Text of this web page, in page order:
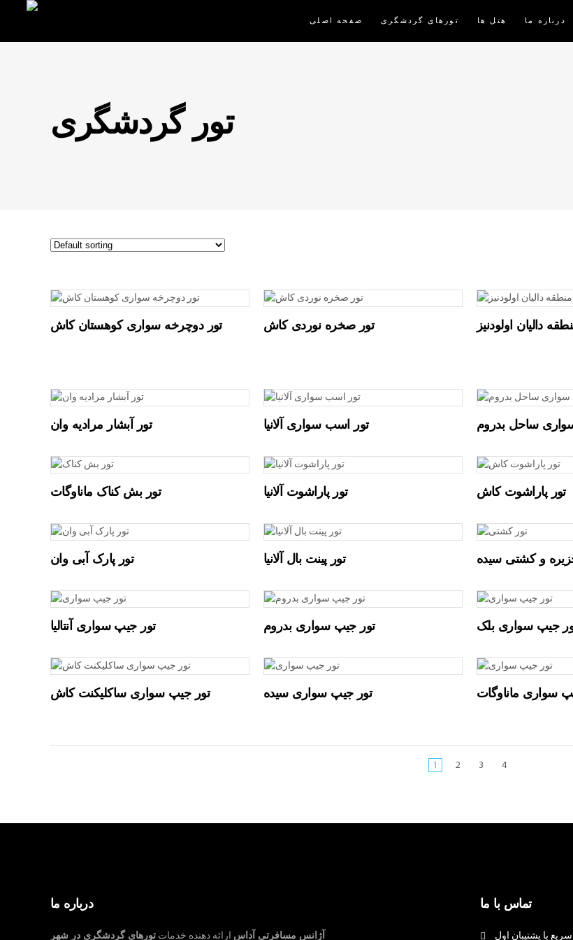
صفحه اصلی تورهای گردشگری هتل ها درباره ما
تور گردشگری
تور دوچرخه سواری کوهستان کاش تور صخره نوردی کاش
دالیان اولودنیز
تور آبشار مرادیه وان تور اسب سواری آلانیا ساحل بدروم
تور بش کناک ماناوگات تور پاراشوت آلانیا تور پاراشوت کاش
تور پارک آبی وان تور پینت بال آلانیا و کشتی سیده
تور جیپ سواری آنتالیا تور جیپ سواری بدروم جیپ سواری بلک
تور جیپ سواری ساکلیکنت کاش تور جیپ سواری سیده سواری ماناوگات
1 2 3 4
درباره ما
آژانس مسافرتی آداس ارائه دهنده خدماتتورهای گردشگری در شهر
تماس با ما
با پشتیبان اول